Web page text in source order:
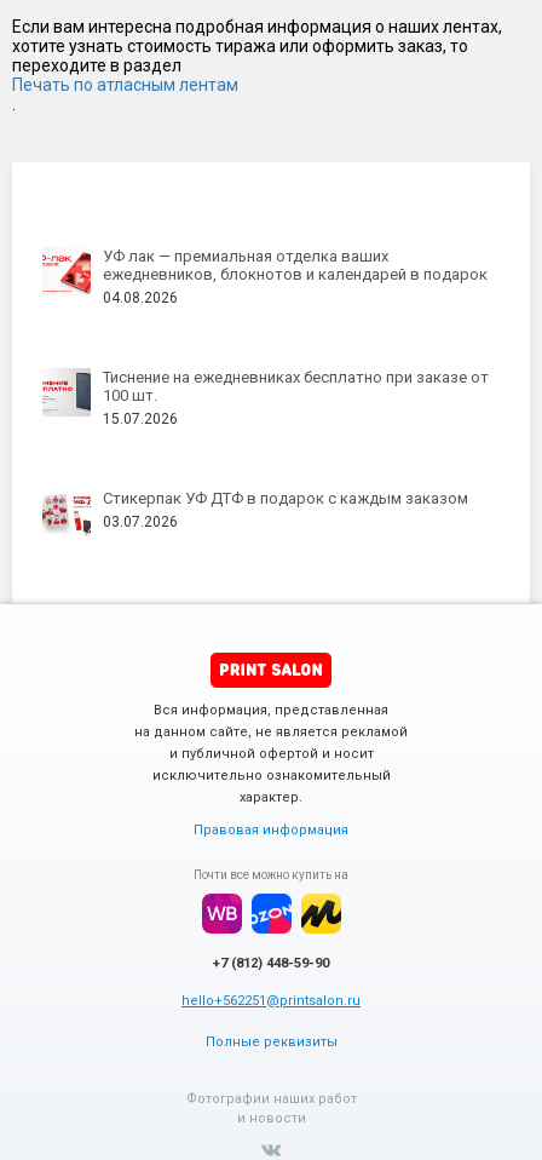
Если вам интересна подробная информация о наших лентах,
хотите узнать стоимость тиража или оформить заказ, то
переходите в раздел
Печать по атласным лентам
.
УФ лак — премиальная отделка ваших
ежедневников, блокнотов и календарей в подарок
04.08.2026
Тиснение на ежедневниках бесплатно при заказе от
100 шт.
15.07.2026
Стикерпак УФ ДТФ в подарок с каждым заказом
03.07.2026
Вся информация, представленная
на данном сайте, не является рекламой
и публичной офертой и носит
исключительно ознакомительный
характер.
Правовая информация
Почти все можно купить на
+7 (812) 448-59-90
hello+562251@printsalon.ru
Полные реквизиты
Фотографии наших работ
и новости